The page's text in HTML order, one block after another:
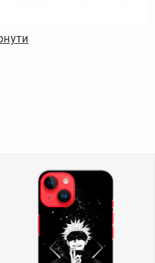
корисний аксесуар, який
його цінність і